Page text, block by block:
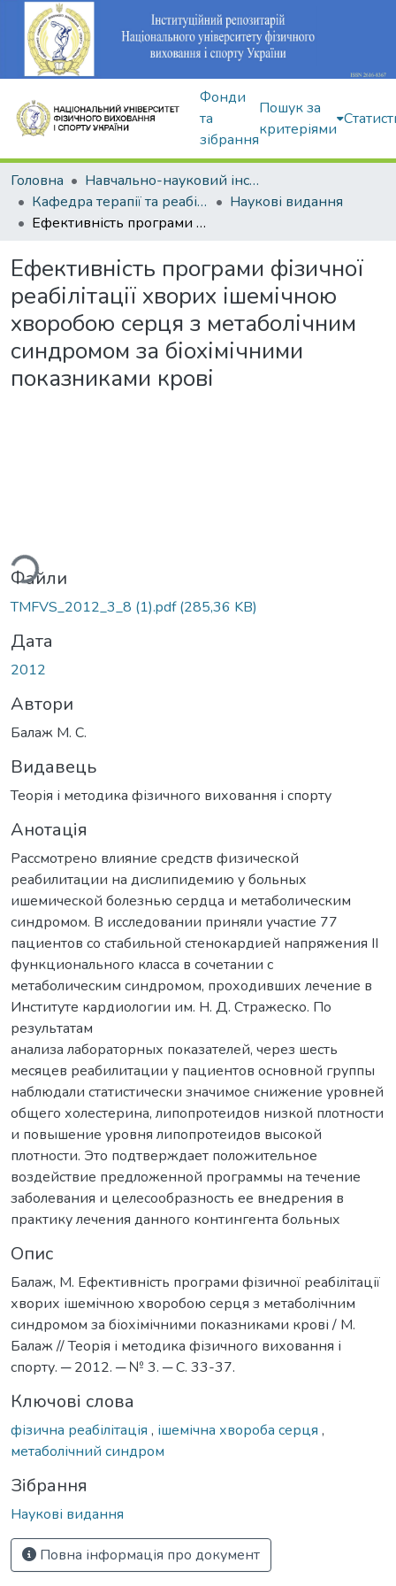
Фонди
та
зібрання
Пошук за
критеріями
Головна
Навчально-науковий інститут здоров'я, реабілітації та фізичного виховання
Кафедра терапії та реабілітації
Наукові видання
Ефективність програми фізичної реабілітації хворих ішемічною хворобою серця з метаболічним синдромом за біохімічними показниками крові
Ефективність програми фізичної
реабілітації хворих ішемічною
хворобою серця з метаболічним
синдромом за біохімічними
показниками крові
Файли
TMFVS_2012_3_8 (1).pdf(285,36 KB)
Дата
2012
Автори
Балаж М. С.
Видавець
Теорія і методика фізичного виховання і спорту
Анотація
Рассмотрено влияние средств физической
реабилитации на дислипидемию у больных
ишемической болезнью сердца и метаболическим
синдромом. В исследовании приняли участие 77
пациентов со стабильной стенокардией напряжения ІІ
функционального класса в сочетании с
метаболическим синдромом, проходивших лечение в
Институте кардиологии им. Н. Д. Стражеско. По
результатам
анализа лабораторных показателей, через шесть
месяцев реабилитации у пациентов основной группы
наблюдали статистически значимое снижение уровней
общего холестерина, липопротеидов низкой плотности
и повышение уровня липопротеидов высокой
плотности. Это подтверждает положительное
воздействие предложенной программы на течение
заболевания и целесообразность ее внедрения в
практику лечения данного контингента больных
Опис
Балаж, М. Ефективність програми фізичної реабілітації
хворих ішемічною хворобою серця з метаболічним
синдромом за біохімічними показниками крові / М.
Балаж // Теорія і методика фізичного виховання і
спорту. ─ 2012. ─ № 3. ─ С. 33-37.
Ключові слова
фізична реабілітація , ішемічна хвороба серця ,
метаболічний синдром
Зібрання
Наукові видання
Повна інформація про документ